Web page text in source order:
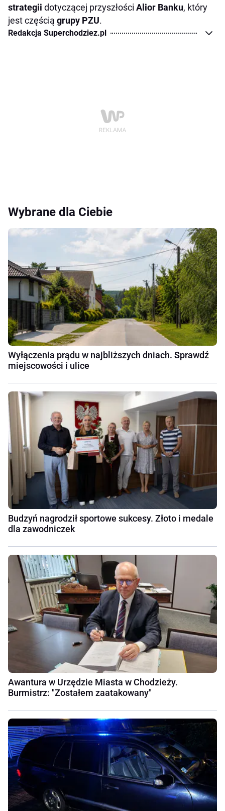
strategii dotyczącej przyszłości Alior Banku, który
jest częścią grupy PZU.
Redakcja Superchodziez.pl
Wybrane dla Ciebie
Wyłączenia prądu w najbliższych dniach. Sprawdź
miejscowości i ulice
Budzyń nagrodził sportowe sukcesy. Złoto i medale
dla zawodniczek
Awantura w Urzędzie Miasta w Chodzieży.
Burmistrz: "Zostałem zaatakowany"